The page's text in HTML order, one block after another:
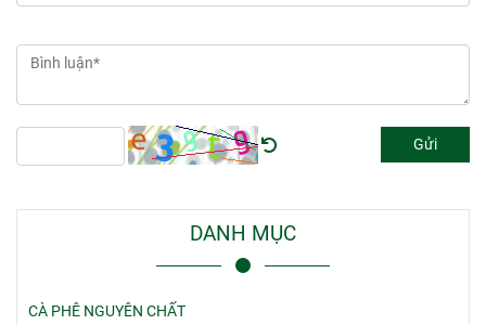
Gửi
DANH MỤC
CÀ PHÊ NGUYÊN CHẤT